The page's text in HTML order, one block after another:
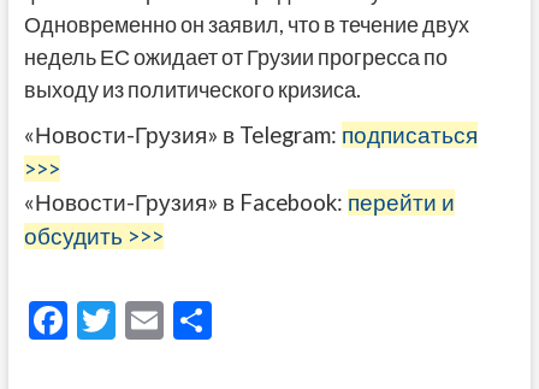
Одновременно он заявил, что в течение двух
недель ЕС ожидает от Грузии прогресса по
выходу из политического кризиса.
«Новости-Грузия» в Telegram: подписаться
>>>
«Новости-Грузия» в Facebook: перейти и
обсудить >>>
F T E О